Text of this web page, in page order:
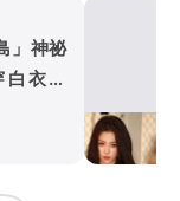
」神祕
衣朝